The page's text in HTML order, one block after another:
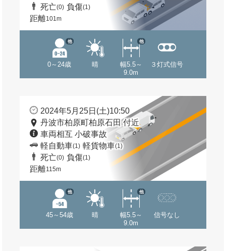
死亡(0) 負傷(1)
距離101m
0～24歳
他
晴
幅5.5～
9.0m
他
３灯式信号
2024年5月25日(土)10:50
丹波市柏原町柏原石田 付近
車両相互 小破事故
軽自動車(1) 軽貨物車(1)
死亡(0) 負傷(1)
距離115m
45～54歳
他
晴
幅5.5～
9.0m
他
信号なし